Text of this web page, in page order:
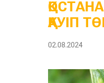
ҚАУІП
02.08.2024